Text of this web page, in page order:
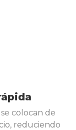
colocan de
reduciendo